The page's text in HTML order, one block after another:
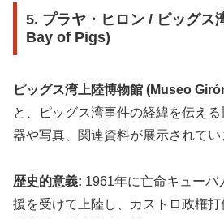
5. プラヤ・ヒロン / ピッグス
Bay of Pigs)
ピッグス湾上陸博物館 (Museo
と、ピッグス湾事件の経緯を伝え
器や写真、関連資料が展示されてい
歴史的意義: 1961年に亡命キューバ
援を受けて上陸し、カストロ政権打